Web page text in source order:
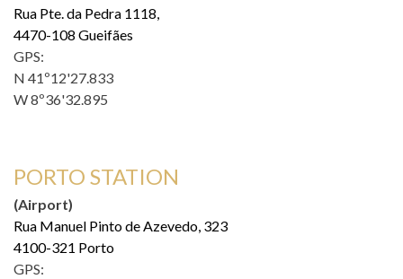
Rua Pte. da Pedra 1118,
4470-108 Gueifães
GPS:
N 41º12'27.833
W 8º36'32.895
PORTO STATION
(Airport)
Rua Manuel Pinto de Azevedo, 323
4100-321 Porto
GPS: